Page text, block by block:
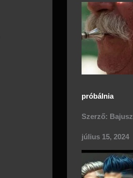
próbálnia
Szerző: Bajusz
július 15, 2024